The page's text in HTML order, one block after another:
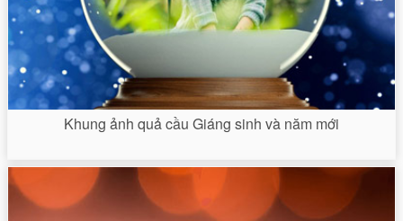
Khung ảnh quả cầu Giáng sinh và năm mới